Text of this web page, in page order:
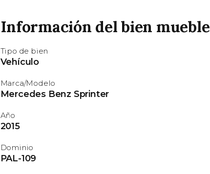
Información del bien mueble
Tipo de bien
Vehículo
Marca/Modelo
Mercedes Benz Sprinter
Año
2015
Dominio
PAL-109